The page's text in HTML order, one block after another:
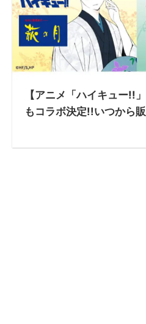
【アニメ「ハイキュー!!
もコラボ決定!!いつから